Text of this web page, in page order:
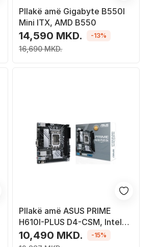
Pllakë amë Gigabyte B550I
Mini ITX, AMD B550
14,590 MKD.
16,690 MKD.
-13%
Pllakë amë ASUS PRIME
H610I-PLUS D4-CSM, Intel
H610, Socket 1700, 2 slota,
Mini ITX
10,490 MKD. -15%